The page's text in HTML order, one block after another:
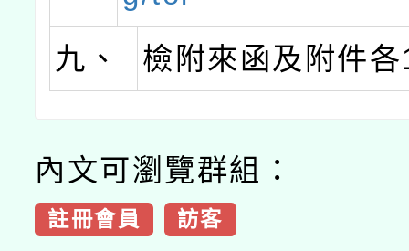
九、
檢附來函及附件
內文可瀏覽群組：
註冊會員 訪客